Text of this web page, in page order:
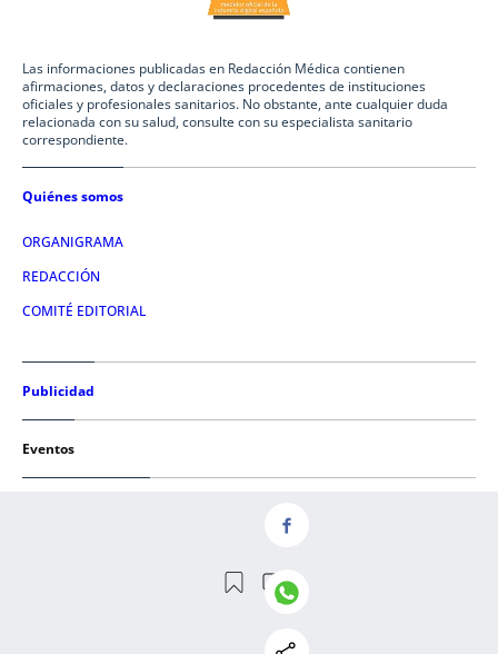
Las informaciones publicadas en Redacción Médica contienen
afirmaciones, datos y declaraciones procedentes de instituciones
oficiales y profesionales sanitarios. No obstante, ante cualquier duda
relacionada con su salud, consulte con su especialista sanitario
correspondiente.
Quiénes somos
ORGANIGRAMA
REDACCIÓN
COMITÉ EDITORIAL
Publicidad
Eventos